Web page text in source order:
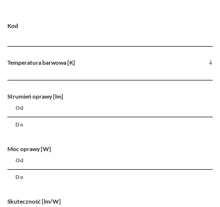
Kod
Temperatura barwowa [K]
Strumień oprawy [lm]
Moc oprawy [W]
Skuteczność [lm/W]